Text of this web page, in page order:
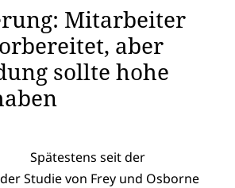
Mitarbeiter
aber
sollte hohe
Spätestens seit der
Studie von Frey und Osborne